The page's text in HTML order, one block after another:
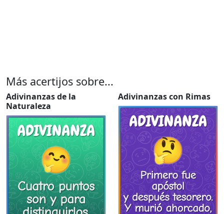
Más acertijos sobre...
Adivinanzas de la
Naturaleza
Adivinanzas con Rimas